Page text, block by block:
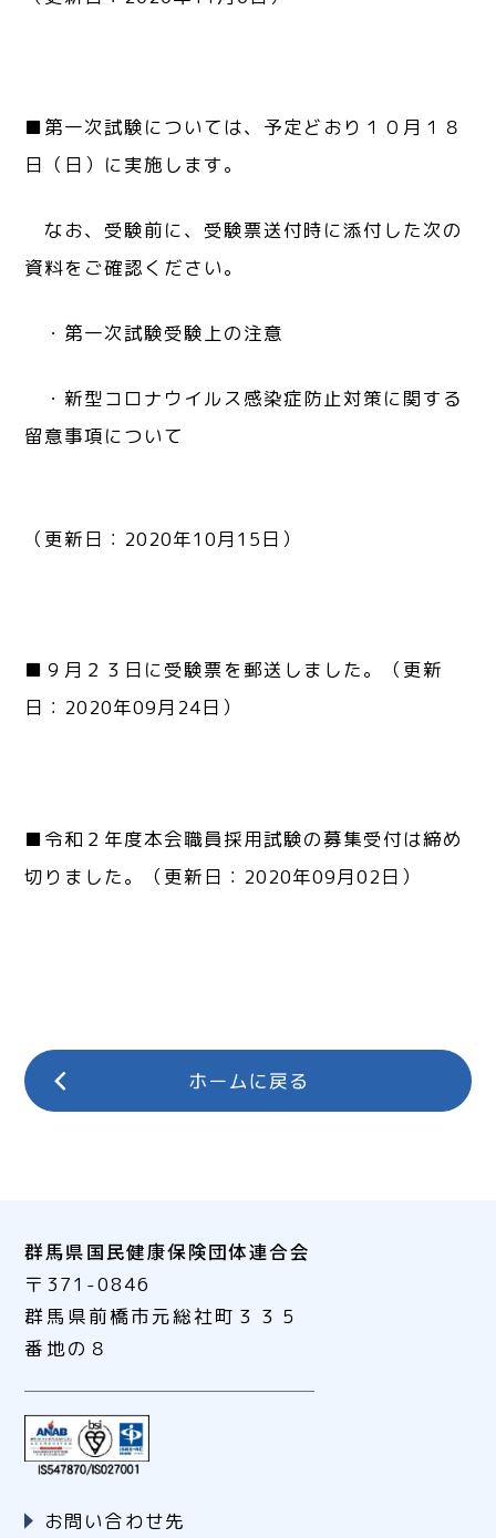
■第一次試験については、予定どおり１０月１８
日（日）に実施します。
なお、受験前に、受験票送付時に添付した次の
資料をご確認ください。
・第一次試験受験上の注意
・新型コロナウイルス感染症防止対策に関する
留意事項について
（更新日：2020年10月15日）
■９月２３日に受験票を郵送しました。（更新
日：2020年09月24日）
■令和２年度本会職員採用試験の募集受付は締め
切りました。（更新日：2020年09月02日）
群馬県国民健康保険団体連合会
〒371-0846
群馬県前橋市元総社町３３５
番地の８
お問い合わせ先